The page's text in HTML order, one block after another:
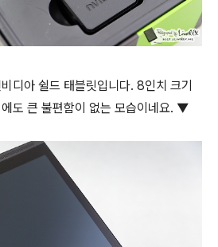
디아 쉴드 태블릿입니다. 8인치 크기
도 큰 불편함이 없는 모습이네요. ▼